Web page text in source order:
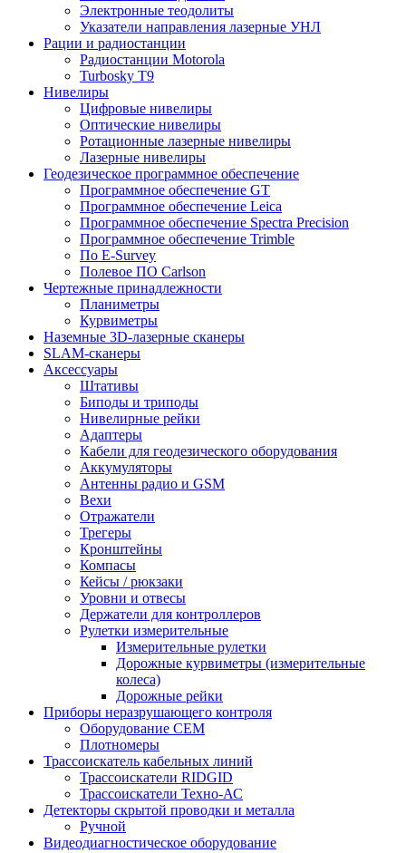
Электронные теодолиты
Указатели направления лазерные УНЛ
Рации и радиостанции
Радиостанции Motorola
Turbosky T9
Нивелиры
Цифровые нивелиры
Оптические нивелиры
Ротационные лазерные нивелиры
Лазерные нивелиры
Геодезическое программное обеспечение
Программное обеспечение GT
Программное обеспечение Leica
Программное обеспечение Spectra Precision
Программное обеспечение Trimble
По E-Survey
Полевое ПО Carlson
Чертежные принадлежности
Планиметры
Курвиметры
Наземные 3D-лазерные сканеры
SLAM-сканеры
Аксессуары
Штативы
Биподы и триподы
Нивелирные рейки
Адаптеры
Кабели для геодезического оборудования
Аккумуляторы
Антенны радио и GSM
Вехи
Отражатели
Трегеры
Кронштейны
Компасы
Кейсы / рюкзаки
Уровни и отвесы
Держатели для контроллеров
Рулетки измерительные
Измерительные рулетки
Дорожные курвиметры (измерительные
колеса)
Дорожные рейки
Приборы неразрушающего контроля
Оборудование CEM
Плотномеры
Трассоискатель кабельных линий
Трассоискатели RIDGID
Трассоискатели Техно-АС
Детекторы скрытой проводки и металла
Ручной
Видеодиагностическое оборудование